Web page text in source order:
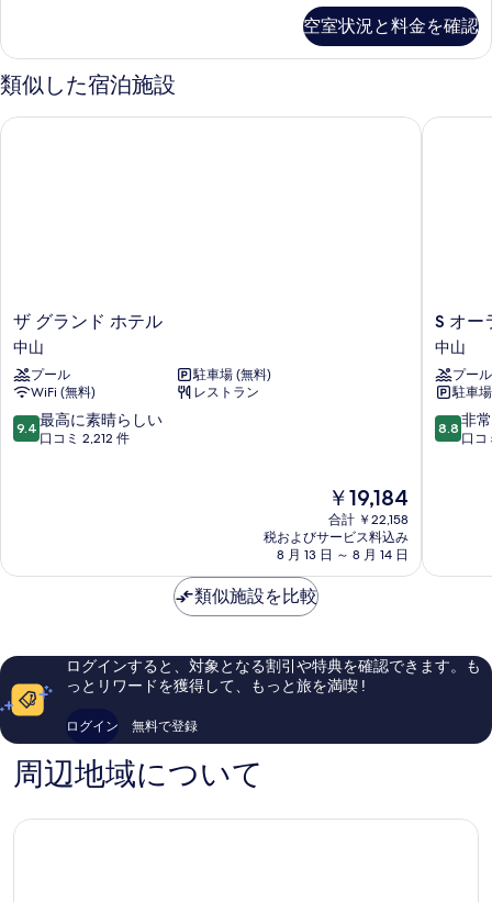
表
示
る
ム
の
す
べ
示
す
る
ス
ダ
ブ
ル
空室状況と料金を確認
類似した宿泊施設
ザ
グ
ラ
ン
ド
ホ
テ
ザ グランド ホテル
中山
プール
駐車場 (無料)
WiFi (無料)
レストラン
10
段
素
い、
コ
ミ
件
の
コ
9.4 最高に素晴らしい
口コミ 2,212 件
現
在
の
料
金
￥19,184
合計 ￥22,158
税およびサービス料込み
8 月 13 日 ～ 8 月 14 日
ザ グランド ホテル
S
オ
ー
ラ
ホ
テ
ル
S オー
中山
プール
駐車
10
段
良
ミ
543
8.8 非
口コ
S オー
類似施設を比較
ログインすると、対象となる割引や特典を確認できます。も
っとリワードを獲得して、もっと旅を満喫 !
ログイン 無料で登録
周辺地域について